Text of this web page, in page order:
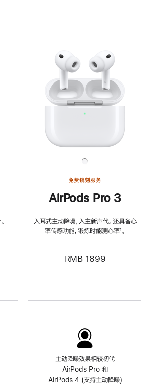
免费镌刻服务
AirPods Pro 3
入耳式主动降噪，入主新声代。还具备心
率传感功能，锻炼时能测心率脚
¹。
RMB 1899
主动降噪效果相较初代
AirPods Pro 和
AirPods 4 (支持主动降噪)